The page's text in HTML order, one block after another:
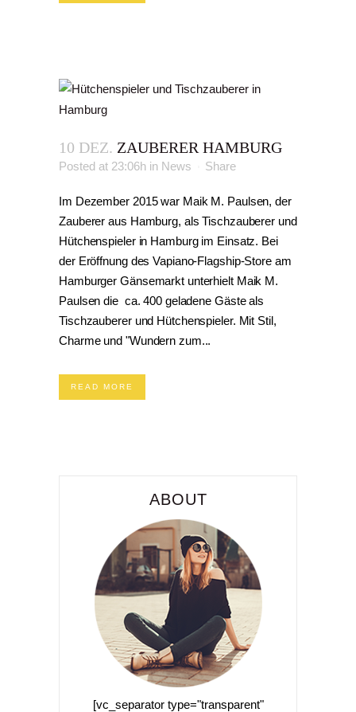
10 DEZ. ZAUBERER HAMBURG
Posted at 23:06h in News Share
Im Dezember 2015 war Maik M. Paulsen, der
Zauberer aus Hamburg, als Tischzauberer und
Hütchenspieler in Hamburg im Einsatz. Bei
der Eröffnung des Vapiano-Flagship-Store am
Hamburger Gänsemarkt unterhielt Maik M.
Paulsen die ca. 400 geladene Gäste als
Tischzauberer und Hütchenspieler. Mit Stil,
Charme und "Wundern zum...
READ MORE
ABOUT
[vc_separator type="transparent"